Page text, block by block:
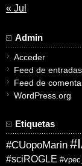
« Jul
Admin
Acceder
Feed de entradas
Feed de
WordPress.org
Etiquetas
#CUopoMarin
#sciROGLE